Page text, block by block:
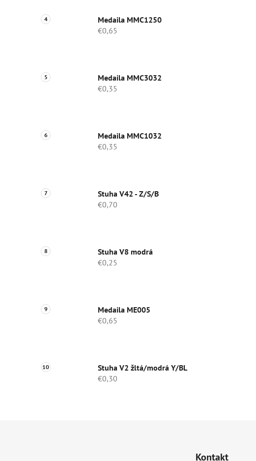
Medaila MMC1250
€0,65
Medaila MMC3032
€0,35
Medaila MMC1032
€0,35
Stuha V42 - Z/S/B
€0,70
Stuha V8 modrá
€0,25
Medaila ME005
€0,65
Stuha V2 žltá/modrá Y/BL
€0,30
Kontakt